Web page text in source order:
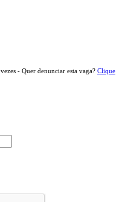
vezes - Quer denunciar esta vaga? Clique